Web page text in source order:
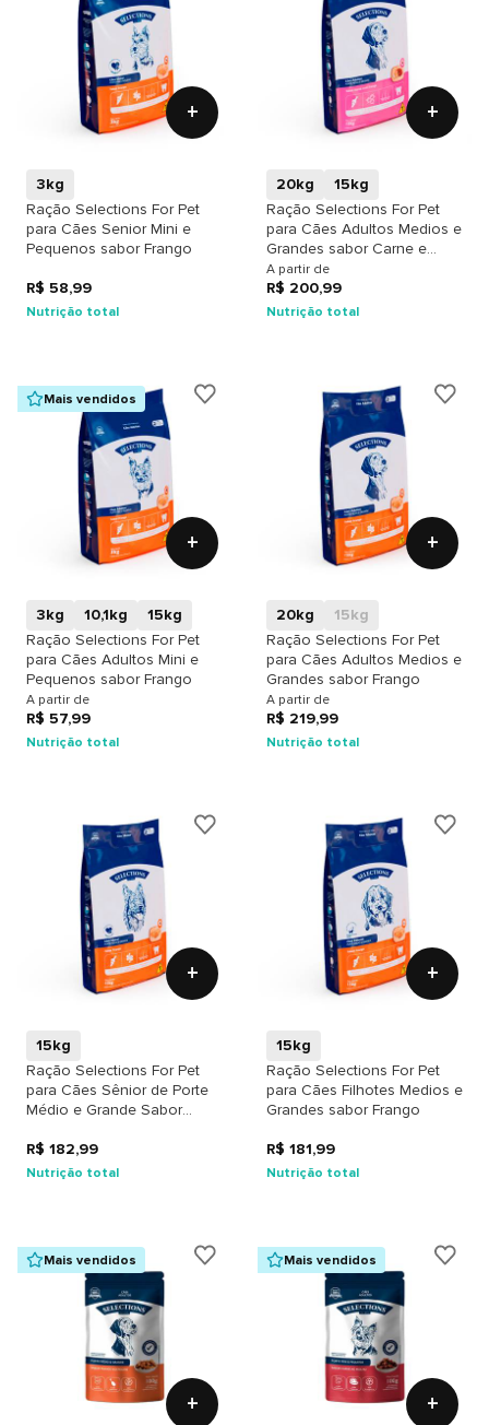
+
3kg
Ração Selections For Pet
para Cães Senior Mini e
Pequenos sabor Frango
R$ 58,99
Nutrição total
+
20kg
15kg
Ração Selections For Pet
para Cães Adultos Medios e
Grandes sabor Carne e
Frango
A partir de
R$ 200,99
Nutrição total
Mais vendidos
+
3kg 10,1kg
15kg
Ração Selections For Pet
para Cães Adultos Mini e
Pequenos sabor Frango
A partir de
R$ 57,99
Nutrição total
+
20kg
15kg
Ração Selections For Pet
para Cães Adultos Medios e
Grandes sabor Frango
A partir de
R$ 219,99
Nutrição total
+
15kg
Ração Selections For Pet
para Cães Sênior de Porte
Médio e Grande Sabor
R$ 182,99
Nutrição total
+
15kg
Ração Selections For Pet
para Cães Filhotes Medios e
Grandes sabor Frango
R$ 181,99
Nutrição total
Mais vendidos
+
Mais vendidos
+